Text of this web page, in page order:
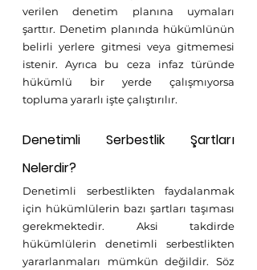
verilen denetim planına uymaları
şarttır. Denetim planında hükümlünün
belirli yerlere gitmesi veya gitmemesi
istenir. Ayrıca bu ceza infaz türünde
hükümlü bir yerde çalışmıyorsa
topluma yararlı işte çalıştırılır.
Denetimli Serbestlik Şartları
Nelerdir?
Denetimli serbestlikten faydalanmak
için hükümlülerin bazı şartları taşıması
gerekmektedir. Aksi takdirde
hükümlülerin denetimli serbestlikten
yararlanmaları mümkün değildir. Söz